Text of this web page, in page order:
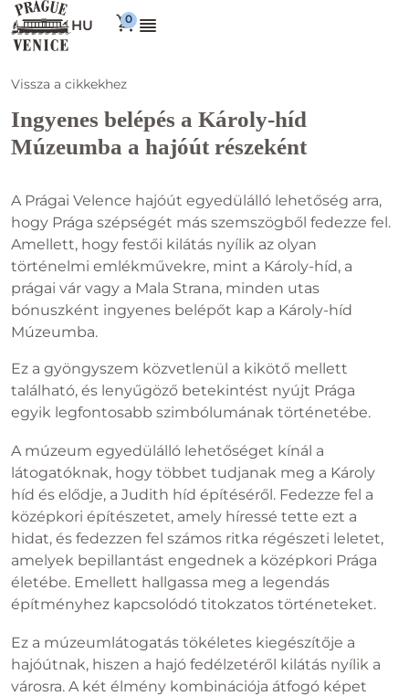
HU
Vissza a cikkekhez
Ingyenes belépés a Károly-híd
Múzeumba a hajóút részeként
A Prágai Velence hajóút egyedülálló lehetőség arra,
hogy Prága szépségét más szemszögből fedezze fel.
Amellett, hogy festői kilátás nyílik az olyan
történelmi emlékművekre, mint a Károly-híd, a
prágai vár vagy a Mala Strana, minden utas
bónuszként ingyenes belépőt kap a Károly-híd
Múzeumba.
Ez a gyöngyszem közvetlenül a kikötő mellett
található, és lenyűgöző betekintést nyújt Prága
egyik legfontosabb szimbólumának történetébe.
A múzeum egyedülálló lehetőséget kínál a
látogatóknak, hogy többet tudjanak meg a Károly
híd és elődje, a Judith híd építéséről. Fedezze fel a
középkori építészetet, amely híressé tette ezt a
hidat, és fedezzen fel számos ritka régészeti leletet,
amelyek bepillantást engednek a középkori Prága
életébe. Emellett hallgassa meg a legendás
építményhez kapcsolódó titokzatos történeteket.
Ez a múzeumlátogatás tökéletes kiegészítője a
hajóútnak, hiszen a hajó fedélzetéről kilátás nyílik a
városra. A két élmény kombinációja átfogó képet